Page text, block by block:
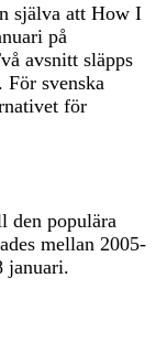
själva att How I
på
avsnitt släpps
För svenska
för
den populära
mellan 2005-
januari.